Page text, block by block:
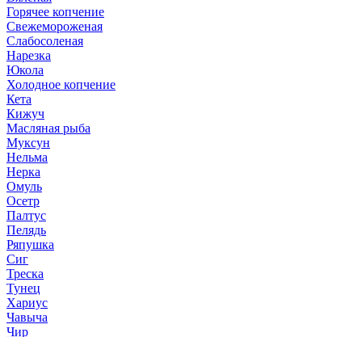
Горячее копчение
Свежемороженая
Слабосоленая
Нарезка
Юкола
Холодное копчение
Кета
Кижуч
Масляная рыба
Муксун
Нельма
Нерка
Омуль
Осетр
Палтус
Пелядь
Ряпушка
Сиг
Треска
Тунец
Хариус
Чавыча
Чир